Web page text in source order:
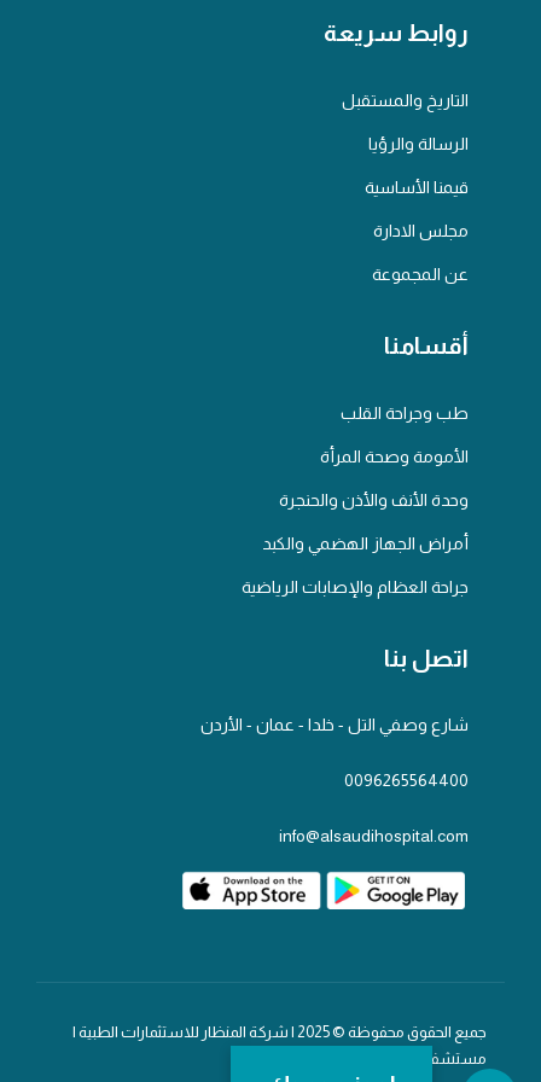
روابط سريعة
التاريخ والمستقبل
الرسالة والرؤيا
قيمنا الأساسية
مجلس الادارة
عن المجموعة
أقسامنا
طب وجراحة القلب
الأمومة وصحة المرأة
وحدة الأنف والأذن والحنجرة
أمراض الجهاز الهضمي والكبد
جراحة العظام والإصابات الرياضية
اتصل بنا
شارع وصفي التل - خلدا - عمان - الأردن
0096265564400
info@alsaudihospital.com
جميع الحقوق محفوظة © 2025 | شركة المنظار للاستثمارات الطبية |
مستشفى السعودي